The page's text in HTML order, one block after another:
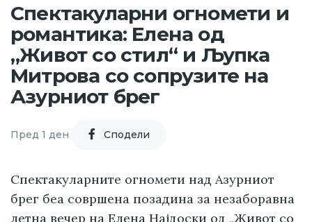
Спектакуларни огномети и
романтика: Елена од
„Живот со стил“ и Љупка
Митрова со сопрузите на
Азурниот брег
Пред 1 ден Cподели
Спектакуларните огномети над Азурниот
брег беа совршена позадина за незаборавна
летна вечер на Елена Најдоски од „Живот со